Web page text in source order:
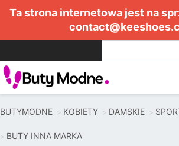
Ta strona internetowa jest na
BUTYMODNE KOBIETY DAMSKIE
BUTY INNA MARKA